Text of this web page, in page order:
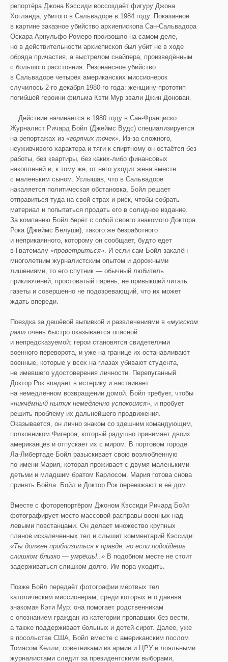
репортёра Джона Кэссиди воссоздаёт фигуру Джона
Хогланда, убитого в Сальвадоре в 1984 году. Показанное
в картине заказное убийство архиепископа Сан-Сальвадора
Оскара Арнульфо Ромеро произошло на самом деле,
но в действительности архиепископ был убит не в ходе
обряда причастия, а выстрелом снайпера, произведённым
с большого расстояния. Резонансное убийство
в Сальвадоре четырёх американских миссионерок
случилось 2-го декабря 1980-го года: женщину-прототип
погибшей героини фильма Кэти Мур звали Джин Донован.
... Действие начинается в 1980 году в Сан-Франциско.
Журналист Ричард Бойл (Джеймс Вудс) специализируется
на репортажах из «горячих точек». Из-за сложного,
неуживчивого характера и тяги к спиртному он остаётся без
работы, без квартиры, без каких-либо финансовых
накоплений и, к тому же, от него уходит жена вместе
с маленьким сыном. Услышав, что в Сальвадоре
накаляется политическая обстановка, Бойл решает
отправиться туда на свой страх и риск, чтобы собрать
материал и попытаться продать его в солидное издание.
За компанию Бойл берёт с собой своего знакомого Доктора
Рока (Джеймс Белуши), такого же безработного
и неприкаянного, которому он сообщает, будто едет
в Гватемалу «проветриться». И если сам Бойл закалён
многолетним журналистским опытом и дорожными
лишениями, то его спутник — обычный любитель
приключений, простоватый парень, не привыкший читать
газеты и совершенно не подозревающий, что их может
ждать впереди.
Поездка за дешёвой выпивкой и развлечениями в «мужском
раю» очень быстро оказывается опасной
и непредсказуемой: герои становятся свидетелями
военного переворота, и уже на границе их останавливают
военные, которые у всех на глазах убивают студента,
не имевшего удостоверения личности. Перепуганный
Доктор Рок впадает в истерику и настаивает
на немедленном возвращении домой. Бойл требует, чтобы
«никчёмный нытик немедленно успокоился», и пробует
решить проблему их дальнейшего продвижения.
Оказывается, он лично знаком со здешним командующим,
полковником Фигероа, который радушно принимает двоих
американцев и отпускает их с миром. В портовом городе
Ла-Либертаде Бойл разыскивает свою возлюбленную
по имени Мария, которая проживает с двумя маленькими
детьми и младшим братом Карлосом. Мария готова снова
принять Бойла. Бойл и Доктор Рок переезжают в её дом.
Вместе с фоторепортёром Джоном Кэссиди Ричард Бойл
фотографирует место массовой расправы военных над
левыми повстанцами. Он делает множество крупных
планов искалеченных тел и слышит комментарий Кэссиди:
«Ты должен приблизиться к правде, но если подойдёшь
слишком близко — умрёшь!..» В подобном месте не стоит
задерживаться слишком долго. Им пора уходить.
Позже Бойл передаёт фотографии мёртвых тел
католическим миссионерам, среди которых его давняя
знакомая Кэти Мур: она помогает родственникам
с опознанием граждан из категории пропавших без вести,
а также поддерживает больных и детей-сирот. Далее, уже
в посольстве США, Бойл вместе с американским послом
Томасом Келли, советниками из армии и ЦРУ и лояльными
журналистами следит за президентскими выборами,